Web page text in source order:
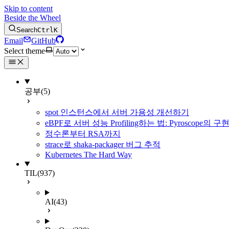
Skip to content
Beside the Wheel
SearchCtrlK
Email
GitHub
Select theme
공부(5)
spot 인스턴스에서 서버 가용성 개선하기
eBPF로 서버 성능 Profiling하는 법: Pyroscope의 구
정수론부터 RSA까지
strace로 shaka-packager 버그 추적
Kubernetes The Hard Way
TIL(937)
AI(43)